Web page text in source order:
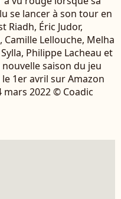
se lancer à son tour en
Riadh, Éric Judor,
Camille Lellouche, Melha
Philippe Lacheau et
saison du jeu
1er avril sur Amazon
mars 2022 © Coadic